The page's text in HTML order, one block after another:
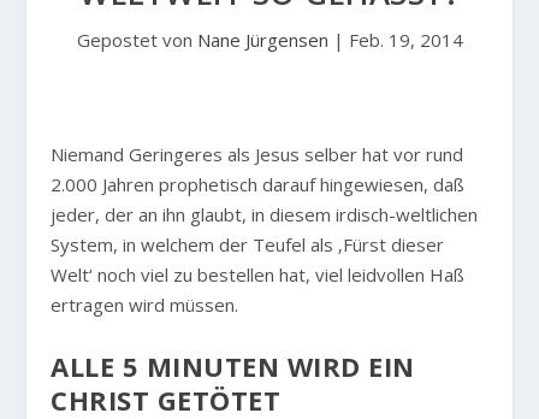
Gepostet von Nane Jürgensen | Feb. 19, 2014
Niemand Geringeres als Jesus selber hat vor rund
2.000 Jahren prophetisch darauf hingewiesen, daß
jeder, der an ihn glaubt, in diesem irdisch-weltlichen
System, in welchem der Teufel als ‚Fürst dieser
Welt‘ noch viel zu bestellen hat, viel leidvollen Haß
ertragen wird müssen.
ALLE 5 MINUTEN WIRD EIN
CHRIST GETÖTET